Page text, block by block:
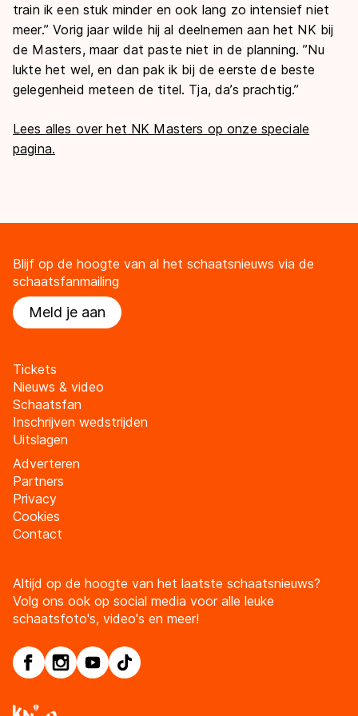
train ik een stuk minder en ook lang zo intensief niet
meer.’’ Vorig jaar wilde hij al deelnemen aan het NK bij
de Masters, maar dat paste niet in de planning. ’’Nu
lukte het wel, en dan pak ik bij de eerste de beste
gelegenheid meteen de titel. Tja, da’s prachtig.’’
Lees alles over het NK Masters op onze speciale
pagina.
Blijf op de hoogte van al het schaatsnieuws via de
schaatsfanmailing
Meld je aan
Tickets
Nieuws & video
Schaatsfan
Inschrijven wedstrijden
Uitslagen
Adverteren
Partners
Privacy
Cookies
Contact
Altijd op de hoogte van het laatste schaatsnieuws?
Volg ons ook op social media voor alle leuke
schaatsfoto's, video's en meer!